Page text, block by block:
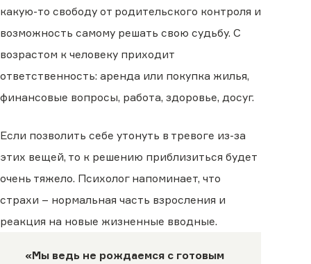
какую-то свободу от родительского контроля и
возможность самому решать свою судьбу. С
возрастом к человеку приходит
ответственность: аренда или покупка жилья,
финансовые вопросы, работа, здоровье, досуг.
Если позволить себе утонуть в тревоге из-за
этих вещей, то к решению приблизиться будет
очень тяжело. Психолог напоминает, что
страхи – нормальная часть взросления и
реакция на новые жизненные вводные.
«Мы ведь не рождаемся с готовым